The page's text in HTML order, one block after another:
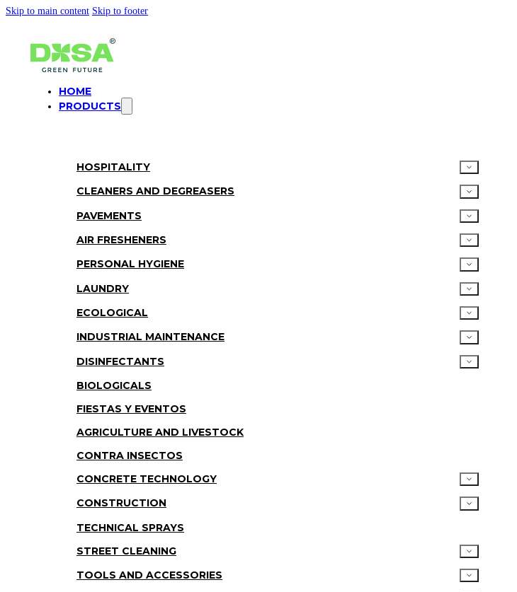
Skip to main content Skip to footer
HOME
PRODUCTS
HOSPITALITY
CLEANERS AND DEGREASERS
PAVEMENTS
AIR FRESHENERS
PERSONAL HYGIENE
LAUNDRY
ECOLOGICAL
INDUSTRIAL MAINTENANCE
DISINFECTANTS
BIOLOGICALS
FIESTAS Y EVENTOS
AGRICULTURE AND LIVESTOCK
CONTRA INSECTOS
CONCRETE TECHNOLOGY
CONSTRUCTION
TECHNICAL SPRAYS
STREET CLEANING
TOOLS AND ACCESSORIES